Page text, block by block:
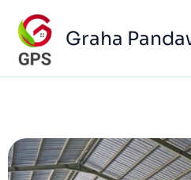
content
Graha